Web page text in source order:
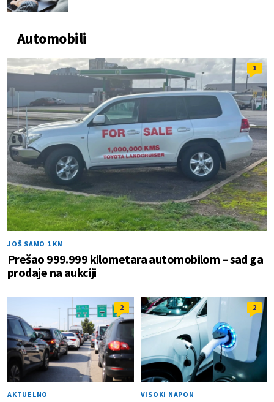
Automobili
1
JOŠ SAMO 1 KM
Prešao 999.999 kilometara automobilom – sad ga
prodaje na aukciji
2
AKTUELNO
2
VISOKI NAPON